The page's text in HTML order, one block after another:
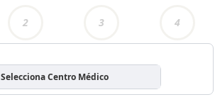
2 3 4
Selecciona Centro Médico